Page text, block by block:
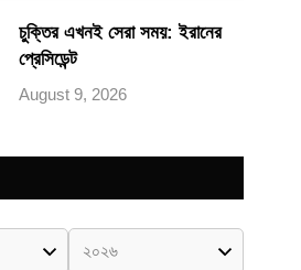
চুক্তির এখনই সেরা সময়: ইরানের
প্রেসিডেন্ট
August 9, 2026